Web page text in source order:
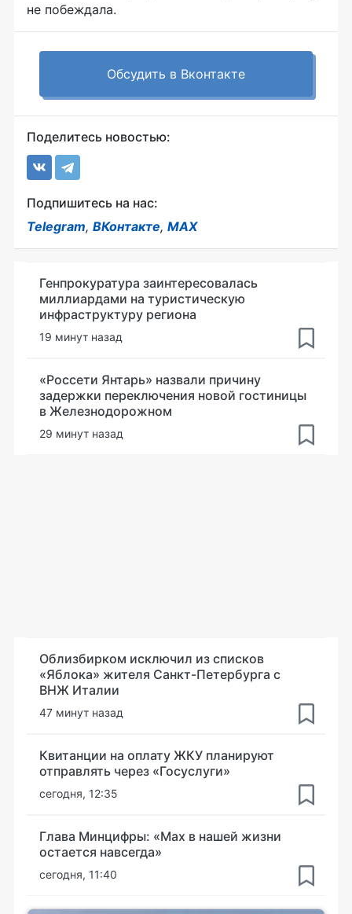
не побеждала.
Обсудить в Вконтакте
Поделитесь новостью:
Подпишитесь на нас:
Telegram, ВКонтакте, MAX
Генпрокуратура заинтересовалась
миллиардами на туристическую
инфраструктуру региона
19 минут назад
«Россети Янтарь» назвали причину
задержки переключения новой гостиницы
в Железнодорожном
29 минут назад
Облизбирком исключил из списков
«Яблока» жителя Санкт-Петербурга с
ВНЖ Италии
47 минут назад
Квитанции на оплату ЖКУ планируют
отправлять через «Госуслуги»
сегодня, 12:35
Глава Минцифры: «Мах в нашей жизни
остается навсегда»
сегодня, 11:40